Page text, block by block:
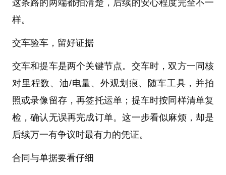
这条路的两端都拍清楚，后续的安心程度完全不一
样。
交车验车，留好证据
交车和提车是两个关键节点。交车时，双方一同核
对里程数、油/电量、外观划痕、随车工具，并拍
照或录像留存，再签托运单；提车时按同样清单复
检，确认无误再完成订单。这一步看似麻烦，却是
后续万一有争议时最有力的凭证。
合同与单据要看仔细